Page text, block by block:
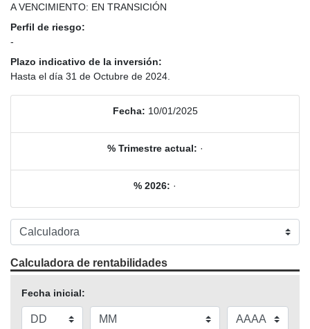
A VENCIMIENTO: EN TRANSICIÓN
Perfil de riesgo:
-
Plazo indicativo de la inversión:
Hasta el día 31 de Octubre de 2024.
Fecha: 10/01/2025
% Trimestre actual: ·
% 2026: ·
Calculadora de rentabilidades
Fecha inicial: